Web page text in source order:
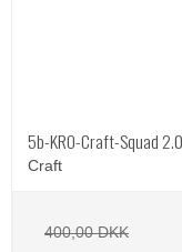
5b-KRO-Craft-Squad
Craft
400,00 DKK